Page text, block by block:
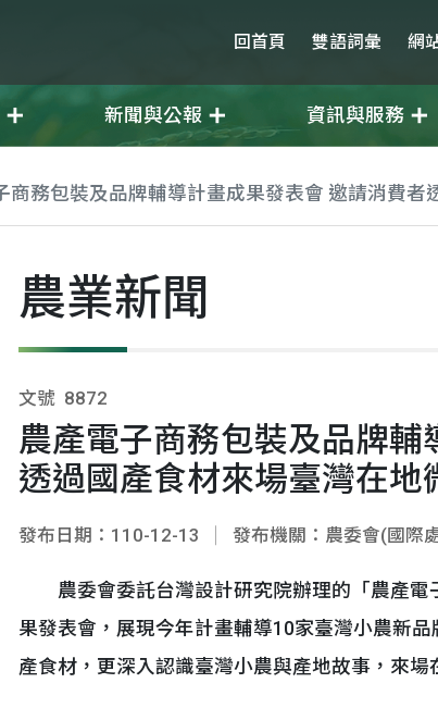
回首頁 雙語詞彙 網
新聞與公報 資訊與服務
商務包裝及品牌輔導計畫成果發表會 邀請消費者
農業新聞
文號 8872
農產電子商務包裝及品牌
透過國產食材來場臺灣在地
發布日期：110-12-13 發布機關：農委會(國際
農委會委託台灣設計研究院辦理的「農產電
果發表會，展現今年計畫輔導10家臺灣小農新
產食材，更深入認識臺灣小農與產地故事，來場